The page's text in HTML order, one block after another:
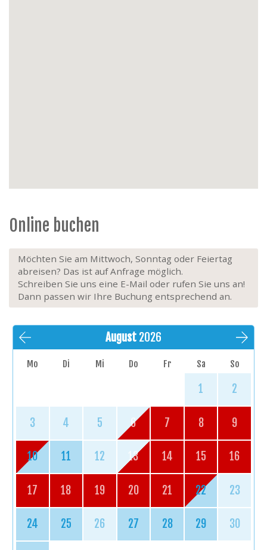
Online buchen
Möchten Sie am Mittwoch, Sonntag oder Feiertag
abreisen? Das ist auf Anfrage möglich.
Schreiben Sie uns eine E-Mail oder rufen Sie uns an!
Dann passen wir Ihre Buchung entsprechend an.
August 2026
Mo Di Mi Do Fr Sa So
1 2
3 4 5 6 7 8 9
10 11 12 13 14 15 16
17 18 19 20 21 22 23
24 25 26 27 28 29 30